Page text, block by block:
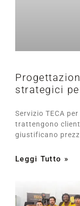
strategici
Servizio TECA
trattengono
giustificano
Leggi Tutto »